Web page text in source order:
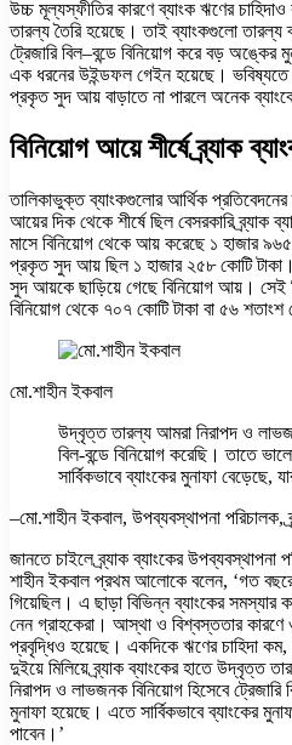
উচ্চ মূল্যস্ফীতির কারণে ব্যাংক ঋণের
তারল্য তৈরি হয়েছে। তাই ব্যাংকগুলো তারল্য
ট্রেজারি বিল–বন্ডে বিনিয়োগ করে বড়
এক ধরনের উইন্ডফল গেইন হয়েছে। ভবিষ্যতে
প্রকৃত সুদ আয় বাড়াতে না পারলে অনেক
বিনিয়োগ আয়ে শীর্ষে ব্র্যাক
তালিকাভুক্ত ব্যাংকগুলোর আর্থিক
আয়ের দিক থেকে শীর্ষে ছিল বেসরকারি ব্র্যাক
মাসে বিনিয়োগ থেকে আয় করেছে ১ হাজার
প্রকৃত সুদ আয় ছিল ১ হাজার ২৫৮ কোটি টাকা।
সুদ আয়কে ছাড়িয়ে গেছে বিনিয়োগ আয়। সেই
বিনিয়োগ থেকে ৭০৭ কোটি টাকা বা ৫৬
মো.শাহীন ইকবাল
উদ্বৃত্ত তারল্য আমরা নিরাপদ ও
বিল-বন্ডে বিনিয়োগ করেছি। তাতে
সার্বিকভাবে ব্যাংকের মুনাফা বেড়েছে,
–মো.শাহীন ইকবাল, উপব্যবস্থাপনা পরিচালক,
জানতে চাইলে ব্র্যাক ব্যাংকের উপব্যবস্থাপনা
শাহীন ইকবাল প্রথম আলোকে বলেন, ‘গত
গিয়েছিল। এ ছাড়া বিভিন্ন ব্যাংকের
নেন গ্রাহকেরা। আস্থা ও বিশ্বস্ততার কারণে
প্রবৃদ্ধিও হয়েছে। একদিকে ঋণের চাহিদা
দুইয়ে মিলিয়ে ব্র্যাক ব্যাংকের হাতে
নিরাপদ ও লাভজনক বিনিয়োগ হিসেবে
মুনাফা হয়েছে। এতে সার্বিকভাবে ব্যাংকের
পাবেন।’